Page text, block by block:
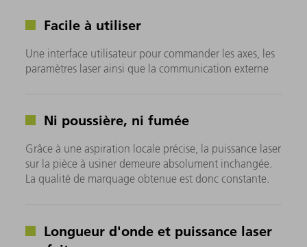
Facile à utiliser
Une interface utilisateur pour commander les axes, les
paramètres laser ainsi que la communication externe
Ni poussière, ni fumée
Grâce à une aspiration locale précise, la puissance laser
sur la pièce à usiner demeure absolument inchangée.
La qualité de marquage obtenue est donc constante.
Longueur d'onde et puissance laser